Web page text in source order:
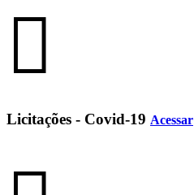
Licitações - Covid-19 Acessar